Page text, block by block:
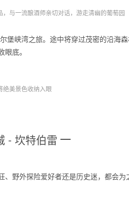
与一流酿酒师亲切对话，游走清幽的葡萄园
峡湾之旅。途中将穿过茂密的沿海
底。
绝美景色收纳入眼
- 坎特伯雷
、野外探险爱好者还是历史迷，都会为